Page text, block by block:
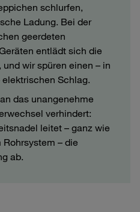
schlurfen,
Ladung. Bei der
geerdeten
entlädt sich die
wir spüren einen – in
Schlag.
das unangenehme
verhindert:
leitet – ganz wie
– die
ab.